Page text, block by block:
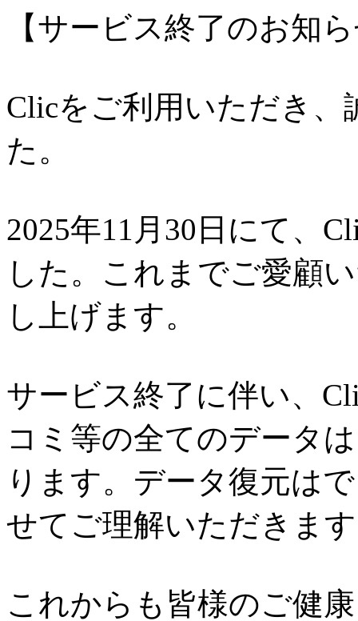
【サービス終了のお知
Clicをご利用いただき
た。
2025年11月30日にて、
した。これまでご愛顧
し上げます。
サービス終了に伴い、
コミ等の全てのデータ
ります。データ復元は
せてご理解いただきま
これからも皆様のご健